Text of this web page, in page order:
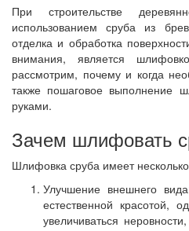
При строительстве
использованием сруба из
отделка и обработка
внимания, является
рассмотрим, почему и когда
также пошаговое выполнение
руками.
Зачем шлифовать
Шлифовка сруба имеет
Улучшение внешнего
естественной красотой,
увеличиваться